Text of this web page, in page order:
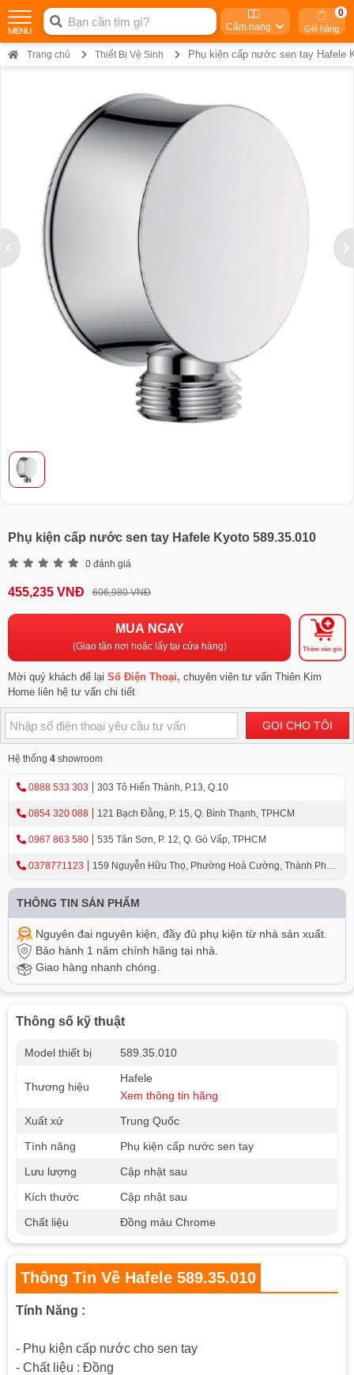
Cẩm nang Giỏ hàng
0
Trang chủ Thiết Bị Vệ Sinh Phụ kiện cấp nước sen tay Hafele
Phụ kiện cấp nước sen tay Hafele Kyoto 589.35.010
0 đánh giá
455,235 VNĐ 606,980 VNĐ
MUA NGAY
(Giao tận nơi hoặc lấy tại cửa hàng) Thêm vào giỏ
Mời quý khách để lại Số Điện Thoại, chuyên viên tư vấn Thiên Kim
Home liên hệ tư vấn chi tiết
GỌI CHO TÔI
Hệ thống 4 showroom
0888 533 303 303 Tô Hiến Thành, P.13, Q.10
0854 320 088 121 Bạch Đằng, P. 15, Q. Bình Thạnh, TPHCM
0987 863 580 535 Tân Sơn, P. 12, Q. Gò Vấp, TPHCM
0378771123
159 Nguyễn Hữu Thọ, Phường Hoà Cường, Thành Phố
THÔNG TIN SẢN PHẨM
Nguyên đai nguyên kiện, đầy đủ phụ kiện từ nhà sản xuất.
Bảo hành 1 năm chính hãng tại nhà.
Giao hàng nhanh chóng.
Thông số kỹ thuật
Model thiết bị 589.35.010
Thương hiệu
Hafele
Xem thông tin hãng
Xuất xứ
Trung Quốc
Tính năng
Phụ kiện cấp nước sen tay
Lưu lượng
Cập nhật sau
Kích thước
Cập nhật sau
Chất liệu
Đồng màu Chrome
Thông Tin Về Hafele 589.35.010
Tính Năng :
- Phụ kiện cấp nước cho sen tay
- Chất liệu : Đồng